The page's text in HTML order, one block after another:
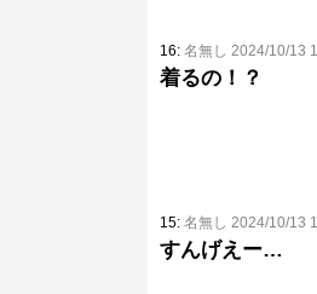
16: 名無し 2024/10/13
着るの！？
15: 名無し 2024/10/13
すんげえー…